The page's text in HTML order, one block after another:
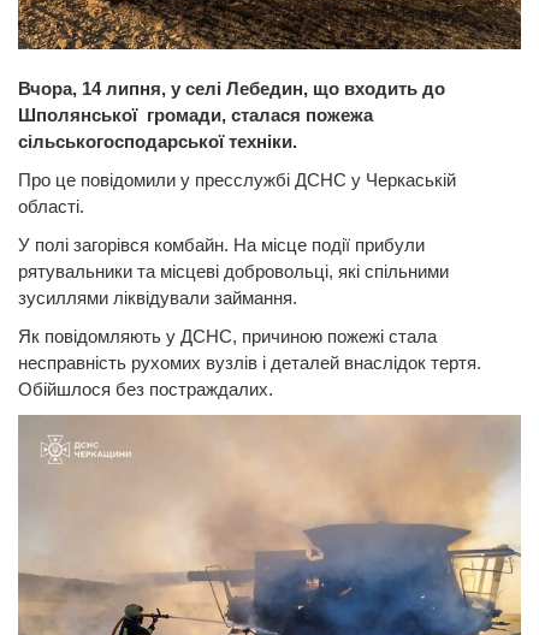
Вчора, 14 липня, у селі Лебедин, що входить до
Шполянської громади, сталася пожежа
сільськогосподарської техніки.
Про це повідомили у пресслужбі ДСНС у Черкаській
області.
У полі загорівся комбайн. На місце події прибули
рятувальники та місцеві добровольці, які спільними
зусиллями ліквідували займання.
Як повідомляють у ДСНС, причиною пожежі стала
несправність рухомих вузлів і деталей внаслідок тертя.
Обійшлося без постраждалих.